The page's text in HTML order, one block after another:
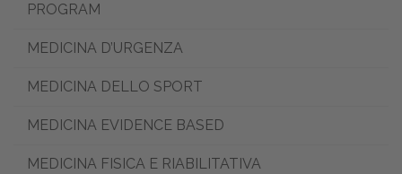
PROGRAM
MEDICINA D’URGENZA
MEDICINA DELLO SPORT
MEDICINA EVIDENCE BASED
MEDICINA FISICA E RIABILITATIVA